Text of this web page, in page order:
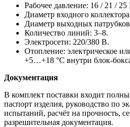
Рабочее давление: 16 / 21 /
Диаметр входного
Диаметр выходных
Количество линий: 3–8.
Электросети: 220/380 В.
Отопление: электрическое
+5…+18 °C внутри блок-
Документация
В комплект поставки входит
паспорт изделия, руководство по
испытаний, расчёт на прочность,
разрешительная документация.